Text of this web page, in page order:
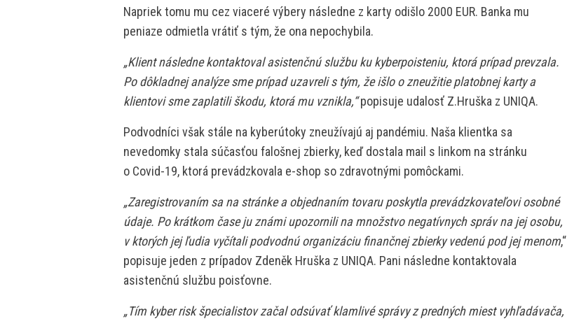
Napriek tomu mu cez viaceré výbery následne z karty odišlo 2000 EUR. Banka mu
peniaze odmietla vrátiť s tým, že ona nepochybila.
„Klient následne kontaktoval asistenčnú službu ku kyberpoisteniu, ktorá prípad prevzala.
Po dôkladnej analýze sme prípad uzavreli s tým, že išlo o zneužitie platobnej karty a
klientovi sme zaplatili škodu, ktorá mu vznikla,“popisuje udalosť Z.Hruška z UNIQA.
Podvodníci však stále na kyberútoky zneužívajú aj pandémiu. Naša klientka sa
nevedomky stala súčasťou falošnej zbierky, keď dostala mail s linkom na stránku
o Covid-19, ktorá prevádzkovala e-shop so zdravotnými pomôckami.
„Zaregistrovaním sa na stránke a objednaním tovaru poskytla prevádzkovateľovi osobné
údaje. Po krátkom čase ju známi upozornili na množstvo negatívnych správ na jej osobu,
v ktorých jej ľudia vyčítali podvodnú organizáciu finančnej zbierky vedenú pod jej menom,“
popisuje jeden z prípadov Zdeněk Hruška z UNIQA. Pani následne kontaktovala
asistenčnú službu poisťovne.
„Tím kyber risk špecialistov začal odsúvať klamlivé správy z predných miest vyhľadávača,